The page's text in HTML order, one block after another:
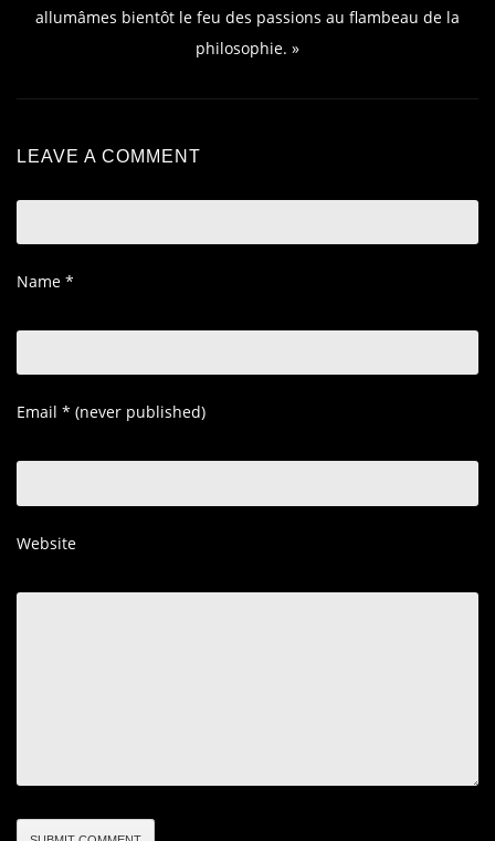
allumâmes bientôt le feu des passions au flambeau de la
philosophie. »
LEAVE A COMMENT
Name *
Email * (never published)
Website